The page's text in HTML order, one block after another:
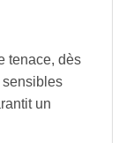
tenace, dès
sensibles
un